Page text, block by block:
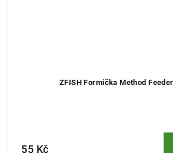
ZFISH Formička Method
55 Kč